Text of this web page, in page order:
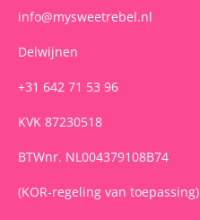
info@mysweetrebel.nl
Delwijnen
+31 642 71 53 96
KVK 87230518
BTWnr. NL004379108B74
(KOR-regeling van toepassing)